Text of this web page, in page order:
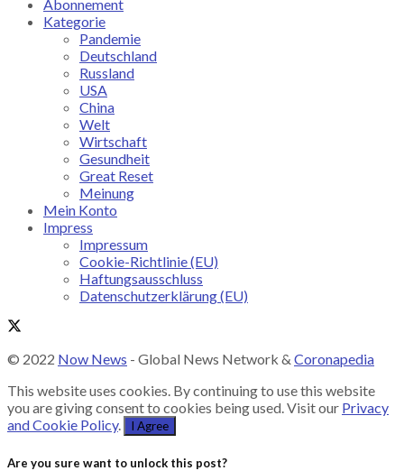
Abonnement
Kategorie
Pandemie
Deutschland
Russland
USA
China
Welt
Wirtschaft
Gesundheit
Great Reset
Meinung
Mein Konto
Impress
Impressum
Cookie-Richtlinie (EU)
Haftungsausschluss
Datenschutzerklärung (EU)
© 2022 Now News - Global News Network & Coronapedia
This website uses cookies. By continuing to use this website
you are giving consent to cookies being used. Visit our Privacy
and Cookie Policy. I Agree
Are you sure want to unlock this post?